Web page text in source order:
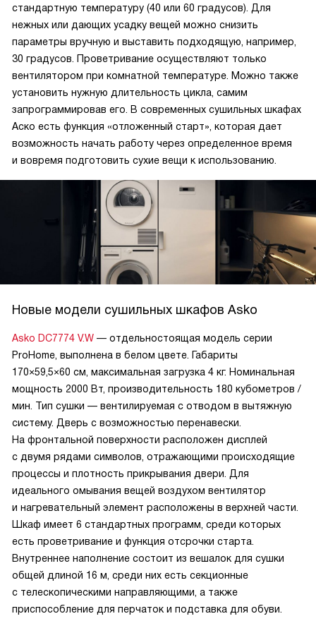
стандартную температуру (40 или 60 градусов). Для
нежных или дающих усадку вещей можно снизить
параметры вручную и выставить подходящую, например,
30 градусов. Проветривание осуществляют только
вентилятором при комнатной температуре. Можно также
установить нужную длительность цикла, самим
запрограммировав его. В современных сушильных шкафах
Аско есть функция «отложенный старт», которая дает
возможность начать работу через определенное время
и вовремя подготовить сухие вещи к использованию.
Новые модели сушильных шкафов Asko
Asko DC7774 V.W — отдельностоящая модель серии
ProHome, выполнена в белом цвете. Габариты
170×59,5×60 см, максимальная загрузка 4 кг. Номинальная
мощность 2000 Вт, производительность 180 кубометров /
мин. Тип сушки — вентилируемая с отводом в вытяжную
систему. Дверь с возможностью перенавески.
На фронтальной поверхности расположен дисплей
с двумя рядами символов, отражающими происходящие
процессы и плотность прикрывания двери. Для
идеального омывания вещей воздухом вентилятор
и нагревательный элемент расположены в верхней части.
Шкаф имеет 6 стандартных программ, среди которых
есть проветривание и функция отсрочки старта.
Внутреннее наполнение состоит из вешалок для сушки
общей длиной 16 м, среди них есть секционные
с телескопическими направляющими, а также
приспособление для перчаток и подставка для обуви.